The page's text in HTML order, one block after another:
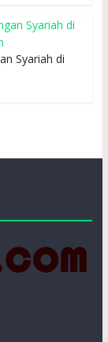
Syariah di